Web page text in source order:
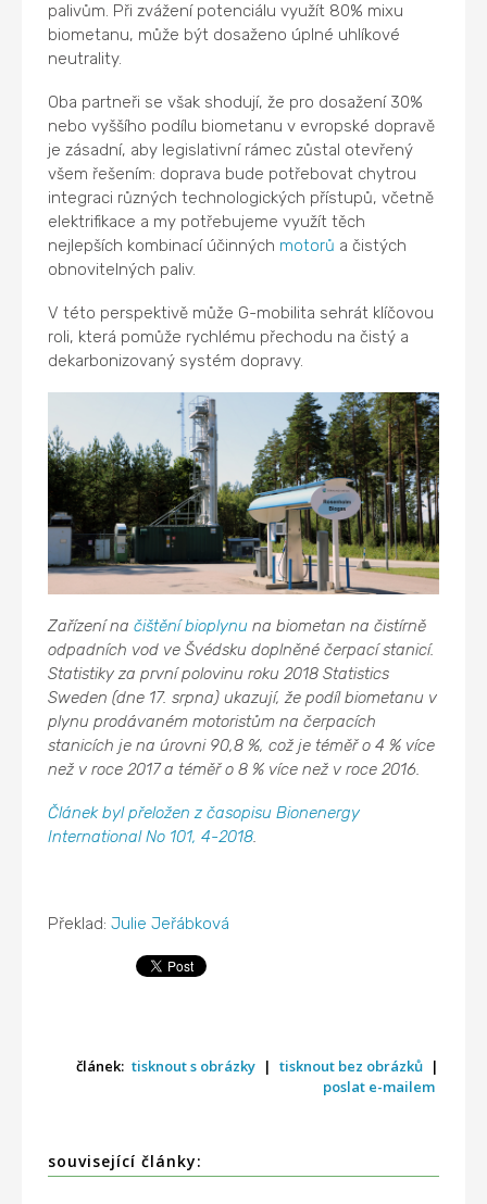
palivům. Při zvážení potenciálu využít 80% mixu
biometanu, může být dosaženo úplné uhlíkové
neutrality.
Oba partneři se však shodují, že pro dosažení 30%
nebo vyššího podílu biometanu v evropské dopravě
je zásadní, aby legislativní rámec zůstal otevřený
všem řešením: doprava bude potřebovat chytrou
integraci různých technologických přístupů, včetně
elektrifikace a my potřebujeme využít těch
nejlepších kombinací účinných motorů a čistých
obnovitelných paliv.
V této perspektivě může G-mobilita sehrát klíčovou
roli, která pomůže rychlému přechodu na čistý a
dekarbonizovaný systém dopravy.
Zařízení načištění bioplynu na biometan na čistírně
odpadních vod ve Švédsku doplněné čerpací stanicí.
Statistiky za první polovinu roku 2018 Statistics
Sweden (dne 17. srpna) ukazují, že podíl biometanu v
plynu prodávaném motoristům na čerpacích
stanicích je na úrovni 90,8 %, což je téměř o 4 % více
než v roce 2017 a téměř o 8 % více než v roce 2016.
Článek byl přeložen z časopisu Bionenergy
International No 101, 4-2018.
Překlad:Julie Jeřábková
článek: tisknout s obrázky | tisknout bez obrázků |
poslat e-mailem
související články: